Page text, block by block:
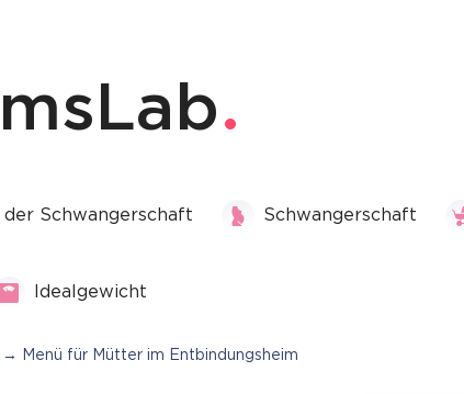
der Schwangerschaft Schwangerschaft
Idealgewicht
→ Menü für Mütter im Entbindungsheim